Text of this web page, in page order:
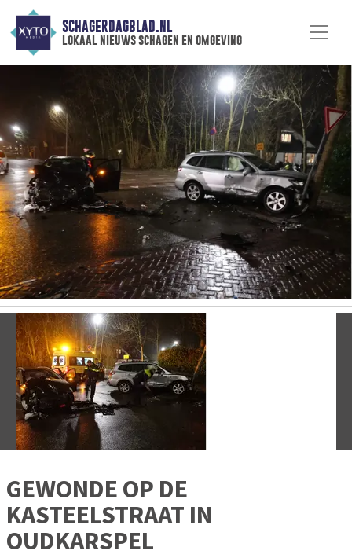
SCHAGERDAGBLAD.NL
lokaal nieuws schagen en omgeving
Vorige
GEWONDE OP DE
KASTEELSTRAAT IN
OUDKARSPEL